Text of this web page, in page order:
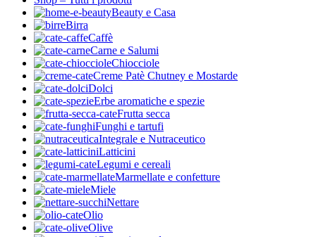
Beauty e Casa
Birra
Caffè
Carne e Salumi
Chiocciole
Creme Patè Chutney e Mostarde
Dolci
Erbe aromatiche e spezie
Frutta secca
Funghi e tartufi
Integrale e Nutraceutico
Latticini
Legumi e cereali
Marmellate e confetture
Miele
Nettare
Olio
Olive